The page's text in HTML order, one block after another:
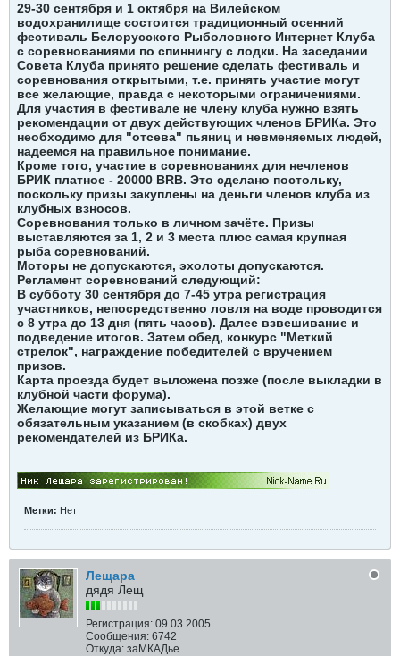
29-30 сентября и 1 октября на Вилейском
водохранилище состоится традиционный осенний
фестиваль Белорусского Рыболовного Интернет Клуба
с соревнованиями по спиннингу с лодки. На заседании
Совета Клуба принято решение сделать фестиваль и
соревнования открытыми, т.е. принять участие могут
все желающие, правда с некоторыми ограничениями.
Для участия в фестивале не члену клуба нужно взять
рекомендации от двух действующих членов БРИКа. Это
необходимо для "отсева" пьяниц и невменяемых людей,
надеемся на правильное понимание.
Кроме того, участие в соревнованиях для нечленов
БРИК платное - 20000 BRB. Это сделано постольку,
поскольку призы закуплены на деньги членов клуба из
клубных взносов.
Соревнования только в личном зачёте. Призы
выставляются за 1, 2 и 3 места плюс самая крупная
рыба соревнований.
Моторы не допускаются, эхолоты допускаются.
Регламент соревнований следующий:
В субботу 30 сентября до 7-45 утра регистрация
участников, непосредственно ловля на воде проводится
с 8 утра до 13 дня (пять часов). Далее взвешивание и
подведение итогов. Затем обед, конкурс "Меткий
стрелок", награждение победителей с вручением
призов.
Карта проезда будет выложена позже (после выкладки в
клубной части форума).
Желающие могут записываться в этой ветке с
обязательным указанием (в скобках) двух
рекомендателей из БРИКа.
Метки: Нет
Лещара
дядя Лещ
Регистрация: 09.03.2005
Сообщения: 6742
Откуда: заМКАДье